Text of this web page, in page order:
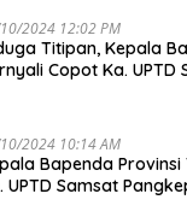
2024 12:02 PM
Titipan, Kepala
Copot Ka. UPTD
2024 10:14 AM
Bapenda
UPTD Samsat